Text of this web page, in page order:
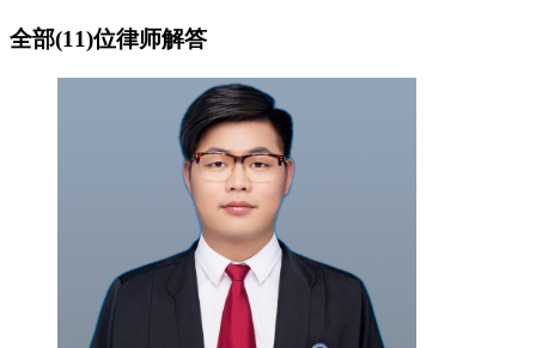
全部(11)位律师解答